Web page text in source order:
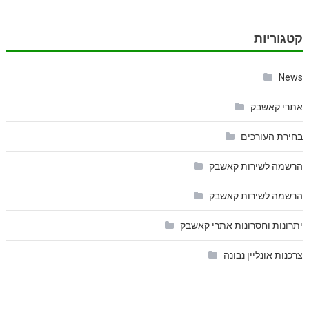
קטגוריות
News
אתרי קאשבק
בחירת העורכים
הרשמה לשירות קאשבק
הרשמה לשירות קאשבק
יתרונות וחסרונות אתרי קאשבק
צרכנות אונליין נבונה